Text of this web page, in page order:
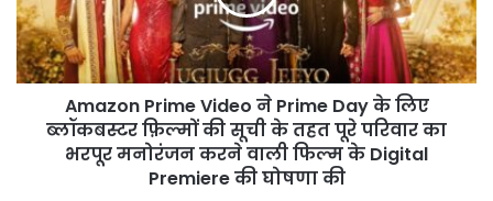
Day
के
लिए
ब्लॉकबस्टर
Amazon Prime Video ने Prime Day के लिए
ब्लॉकबस्टर फ़िल्मों की सूची के तहत पूरे परिवार का
भरपूर मनोरंजन करने वाली फिल्म के Digital
Premiere की घोषणा की